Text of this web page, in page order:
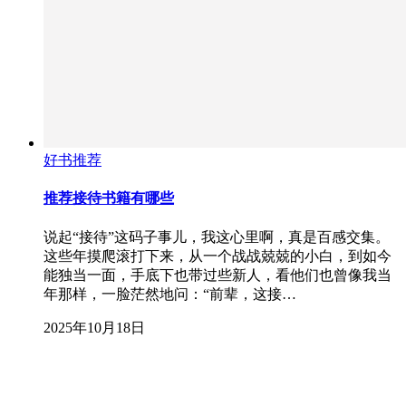
好书推荐
推荐接待书籍有哪些
说起“接待”这码子事儿，我这心里啊，真是百感交集。
这些年摸爬滚打下来，从一个战战兢兢的小白，到如今
能独当一面，手底下也带过些新人，看他们也曾像我当
年那样，一脸茫然地问：“前辈，这接…
2025年10月18日